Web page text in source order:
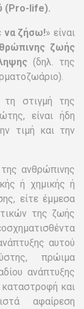
(Pro-life).
να ζήσω!» είναι
ζωής
(δηλ. της
τη στιγμή της
είναι ήδη
τιμή και την
ανθρώπινης
ή χημικής ή
είτε έμμεσα
της ζωής
αυτού
πρώιμα
ανάπτυξης
και
αφαίρεση